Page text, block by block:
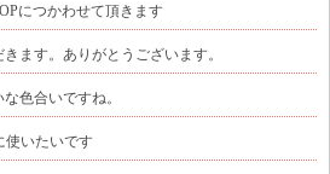
につかわせて頂きます
ます。ありがとうございます。
色合いですね。
使いたいです